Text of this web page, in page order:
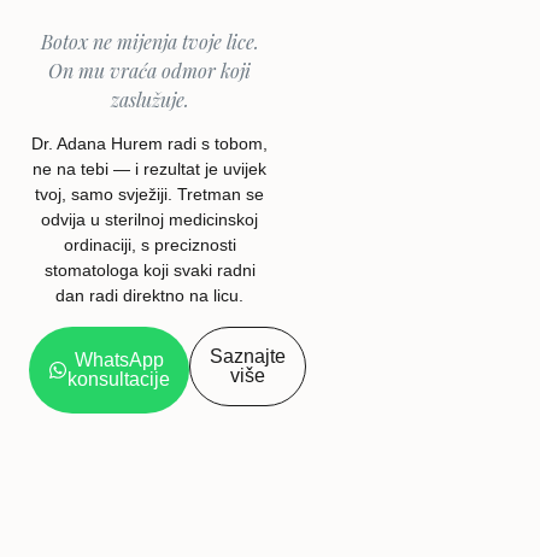
Botox ne mijenja tvoje lice.
On mu vraća odmor koji
zaslužuje.
Dr. Adana Hurem radi s tobom,
ne na tebi — i rezultat je uvijek
tvoj, samo svježiji. Tretman se
odvija u sterilnoj medicinskoj
ordinaciji, s preciznosti
stomatologa koji svaki radni
dan radi direktno na licu.
WhatsApp
konsultacije
Saznajte
više